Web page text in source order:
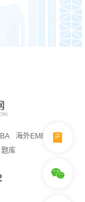
海外EMBA
题库